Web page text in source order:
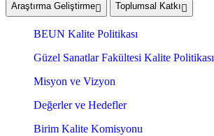
Araştırma Geliştirme
Toplumsal Katkı
BEUN Kalite Politikası
Güzel Sanatlar Fakültesi Kalite Politikası
Misyon ve Vizyon
Değerler ve Hedefler
Birim Kalite Komisyonu